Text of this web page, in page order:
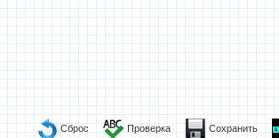
Сброс Проверка Сохранить